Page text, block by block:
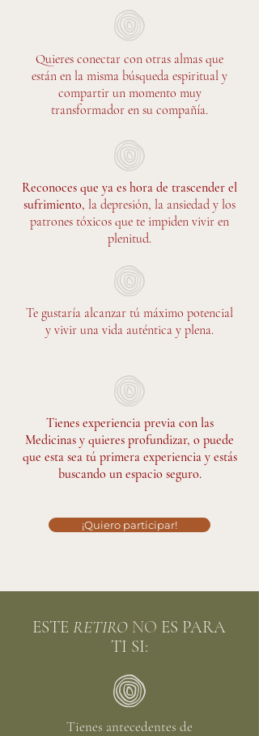
Quieres conectar con otras almas que
están en la misma búsqueda espiritual y
compartir un momento muy
transformador en su compañía.
Reconoces que ya es hora de trascender el
sufrimiento, la depresión, la ansiedad y los
patrones tóxicos que te impiden vivir en
plenitud.
Te gustaría alcanzar tú máximo potencial
y vivir una vida auténtica y plena.
Tienes experiencia previa con las
Medicinas y quieres profundizar, o puede
que esta sea tú primera experiencia y estás
buscando un espacio seguro.
¡Quiero participar!
ESTE RETIRO NO ES PARA
TI SI:
Tienes antecedentes de